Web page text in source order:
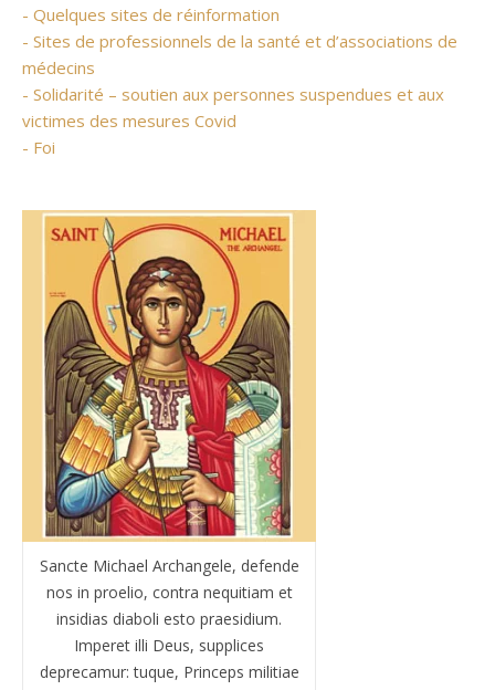
- Quelques sites de réinformation
- Sites de professionnels de la santé et d’associations de
médecins
- Solidarité – soutien aux personnes suspendues et aux
victimes des mesures Covid
- Foi
Sancte Michael Archangele, defende
nos in proelio, contra nequitiam et
insidias diaboli esto praesidium.
Imperet illi Deus, supplices
deprecamur: tuque, Princeps militiae